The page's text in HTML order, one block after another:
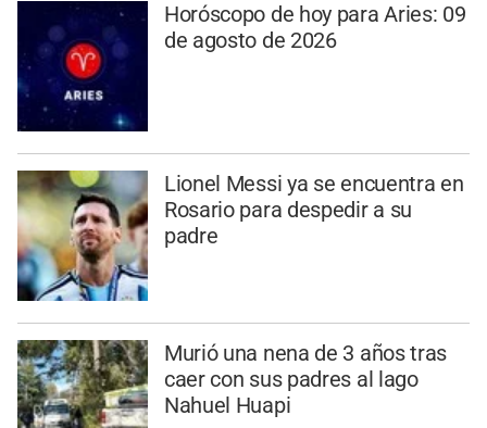
Horóscopo de hoy para Aries: 09
de agosto de 2026
Lionel Messi ya se encuentra en
Rosario para despedir a su
padre
Murió una nena de 3 años tras
caer con sus padres al lago
Nahuel Huapi